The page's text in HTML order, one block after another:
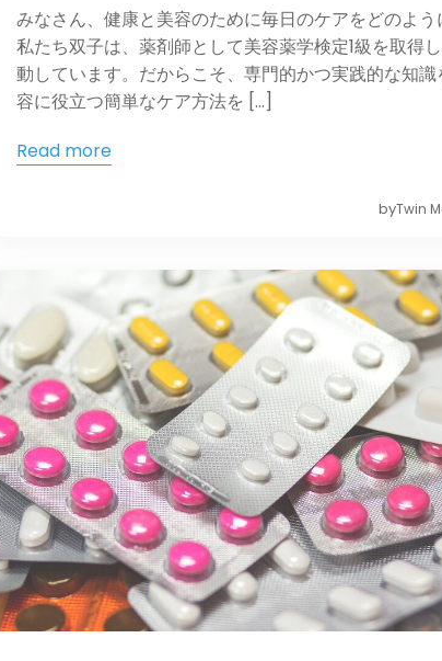
みなさん、健康と美容のために毎日のケアをどのよう
私たち双子は、薬剤師として美容薬学検定1級を取得
動しています。だからこそ、専門的かつ実践的な知
容に役立つ簡単なケア方法を […]
Read more
byTwin